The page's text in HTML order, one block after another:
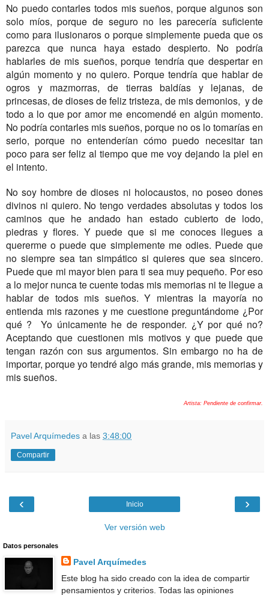
No puedo contarles todos mis sueños, porque algunos son
solo míos, porque de seguro no les parecería suficiente
como para ilusionaros o porque simplemente pueda que os
parezca que nunca haya estado despierto. No podría
hablarles de mis sueños, porque tendría que despertar en
algún momento y no quiero. Porque tendría que hablar de
ogros y mazmorras, de tierras baldías y lejanas, de
princesas, de dioses de feliz tristeza, de mis demonios, y de
todo a lo que por amor me encomendé en algún momento.
No podría contarles mis sueños, porque no os lo tomarías en
serio, porque no entenderían cómo puedo necesitar tan
poco para ser feliz al tiempo que me voy dejando la piel en
el intento.
No soy hombre de dioses ni holocaustos, no poseo dones
divinos ni quiero. No tengo verdades absolutas y todos los
caminos que he andado han estado cubierto de lodo,
piedras y flores. Y puede que si me conoces llegues a
quererme o puede que simplemente me odies. Puede que
no siempre sea tan simpático si quieres que sea sincero.
Puede que mi mayor bien para ti sea muy pequeño. Por eso
a lo mejor nunca te cuente todas mis memorias ni te llegue a
hablar de todos mis sueños. Y mientras la mayoría no
entienda mis razones y me cuestione preguntándome ¿Por
qué ? Yo únicamente he de responder. ¿Y por qué no?
Aceptando que cuestionen mis motivos y que puede que
tengan razón con sus argumentos. Sin embargo no ha de
importar, porque yo tendré algo más grande, mis memorias y
mis sueños.
Artista: Pendiente de confirmar.
Pavel Arquímedes a las 3:48:00
Compartir
‹ ›
Inicio
Ver versión web
Datos personales
Pavel Arquímedes
Este blog ha sido creado con la idea de compartir
pensamientos y criterios. Todas las opiniones